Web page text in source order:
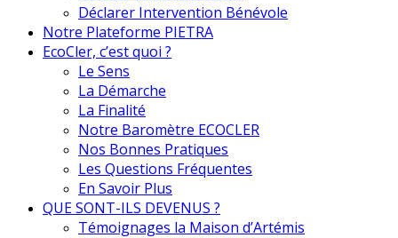
Déclarer Intervention Bénévole
Notre Plateforme PIETRA
EcoCler, c’est quoi ?
Le Sens
La Démarche
La Finalité
Notre Baromètre ECOCLER
Nos Bonnes Pratiques
Les Questions Fréquentes
En Savoir Plus
QUE SONT-ILS DEVENUS ?
Témoignages la Maison d’Artémis